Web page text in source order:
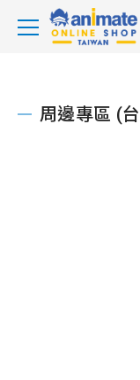
周邊專區 (